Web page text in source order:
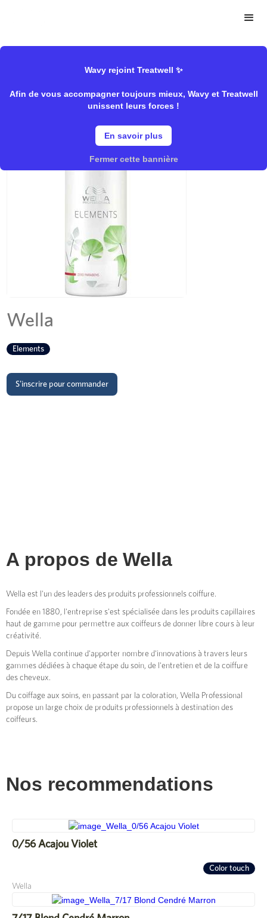
Wavy rejoint Treatwell ✨
Afin de vous accompagner toujours mieux, Wavy et Treatwell
unissent leurs forces !
En savoir plus
Fermer cette bannière
Shampooing
Wella
Elements
S'inscrire pour commander
A propos de Wella
Wella est l'un des leaders des produits professionnels coiffure.
Fondée en 1880, l'entreprise s'est spécialisée dans les produits capillaires
haut de gamme pour permettre aux coiffeurs de donner libre cours à leur
créativité.
Depuis Wella continue d'apporter nombre d'innovations à travers leurs
gammes dédiées à chaque étape du soin, de l'entretien et de la coiffure
des cheveux.
Du coiffage aux soins, en passant par la coloration, Wella Professional
propose un large choix de produits professionnels à destination des
coiffeurs.
Nos recommendations
0/56 Acajou Violet
Color touch
Wella